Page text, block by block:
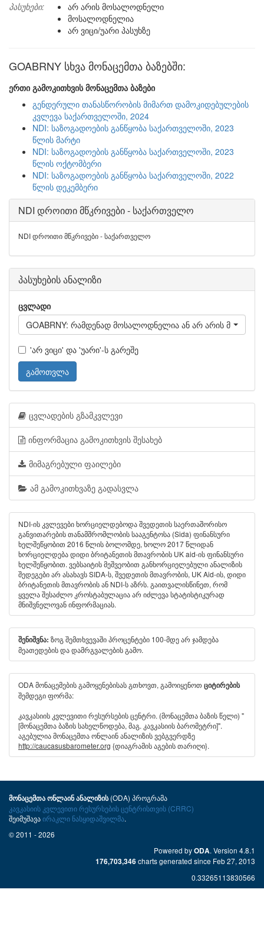
პასუხები:
არ არის მოსალოდნელი
მოსალოდნელია
არ ვიცი/უარი პასუხზე
GOABRNY სხვა მონაცემთა ბაზებში:
ერთი გამოკითხვის მონაცემთა ბაზები
გენდერული თანასწორობის მიმართ დამოკიდებულების
კვლევა საქართველოში, 2024
NDI: საზოგადოების განწყობა საქართველოში, 2023
წლის მარტი
NDI: საზოგადოების განწყობა საქართველოში, 2023
წლის ოქტომბერი
NDI: საზოგადოების განწყობა საქართველოში, 2022
წლის დეკემბერი
NDI დროითი მწკრივები - საქართველო
NDI დროითი მწკრივები - საქართველო
პასუხების ანალიზი
ცვლადი
GOABRNY: რამდენად მოსალოდნელია ან არ არის
'არ ვიცი' და 'უარი'-ს გარეშე
გამოთვლა
ცვლადების გზამკვლევი
ინფორმაცია გამოკითხვის შესახებ
მიმაგრებული ფაილები
ამ გამოკითხვაზე გადასვლა
NDI-ის კვლევები ხორციელდებოდა შვედეთის საერთაშორისო
განვითარების თანამშრომლობის სააგენტოსა (Sida) ფინანსური
ხელშეწყობით 2016 წლის ბოლომდე, ხოლო 2017 წლიდან
ხორციელდება დიდი ბრიტანეთის მთავრობის UK aid-ის ფინანსური
ხელშეწყობით. ვებსაიტის მეშვეობით განხორციელებული ანალიზის
შედეგები არ ასახავს SIDA-ს, შვედეთის მთავრობის, UK Aid-ის, დიდი
ბრიტანეთის მთავრობის ან NDI-ს აზრს. გაითვალისწინეთ, რომ
ყველა შესაძლო კროსტაბულაცია არ იძლევა სტატისტიკურად
მნიშვნელოვან ინფორმაციას.
შენიშვნა: ზოგ შემთხვევაში პროცენტები 100-მდე არ ჯამდება
მეათედების და დამრგვალების გამო.
ODA მონაცემების გამოყენებისას გთხოვთ, გამოიყენოთ ციტირების
შემდეგი ფორმა:
კავკასიის კვლევითი რესურსების ცენტრი. (მონაცემთა ბაზის წელი) "
[მონაცემთა ბაზის სახელწოდება, მაგ. კავკასიის ბარომეტრი]".
აგებულია მონაცემთა ონლაინ ანალიზის ვებგვერდზე
http://caucasusbarometer.org {დიაგრამის აგების თარიღი}.
მონაცემთა ონლაინ ანალიზის(ODA) პროგრამა
კავკასიის კვლევითი რესურსების ცენტრისთვის (CRRC)
შეიმუშავაირაკლი ნასყიდაშვილმა.
© 2011 - 2026
Powered byODA. Version 4.8.1
176,703,346charts generated since Feb 27, 2013
0.33265113830566